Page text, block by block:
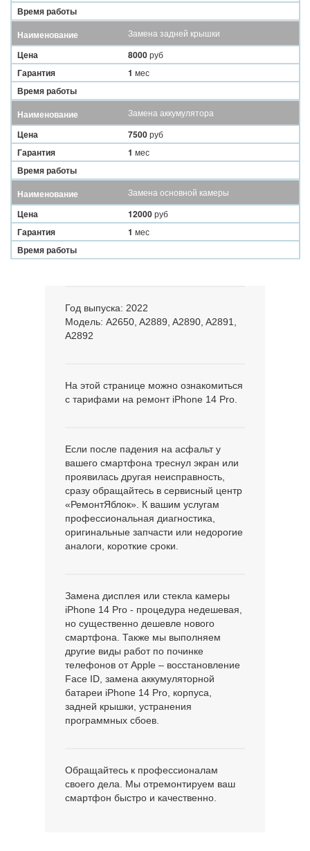
Время работы
Наименование
Замена задней крышки
Цена 8000руб
Гарантия 1 мес
Время работы
Наименование
Замена аккумулятора
Цена 7500руб
Гарантия 1 мес
Время работы
Наименование
Замена основной камеры
Цена 12000руб
Гарантия 1 мес
Время работы
Год выпуска: 2022
Модель: A2650, A2889, A2890, A2891,
A2892
На этой странице можно ознакомиться
с тарифами на ремонт iPhone 14 Pro.
Если после падения на асфальт у
вашего смартфона треснул экран или
проявилась другая неисправность,
сразу обращайтесь в сервисный центр
«РемонтЯблок». К вашим услугам
профессиональная диагностика,
оригинальные запчасти или недорогие
аналоги, короткие сроки.
Замена дисплея или стекла камеры
iPhone 14 Pro - процедура недешевая,
но существенно дешевле нового
смартфона. Также мы выполняем
другие виды работ по починке
телефонов от Apple – восстановление
Face ID, замена аккумуляторной
батареи iPhone 14 Pro, корпуса,
задней крышки, устранения
программных сбоев.
Обращайтесь к профессионалам
своего дела. Мы отремонтируем ваш
смартфон быстро и качественно.